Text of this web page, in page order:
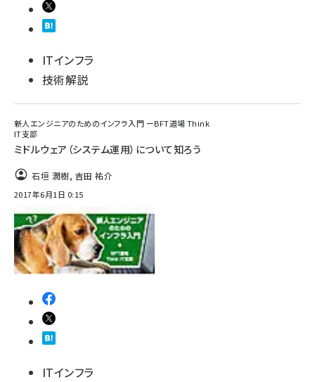
ITインフラ
技術解説
新人エンジニアのためのインフラ入門 ーBFT道場 Think
IT支部
ミドルウェア（システム運用）について知ろう
石垣 潤樹, 吉田 祐介
2017年6月1日 0:15
ITインフラ